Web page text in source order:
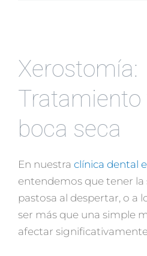
Xerostomía:
Tratamiento
boca seca
En nuestra clínica dental
entendemos que tener la
pastosa al despertar, o a
ser más que una simple
afectar